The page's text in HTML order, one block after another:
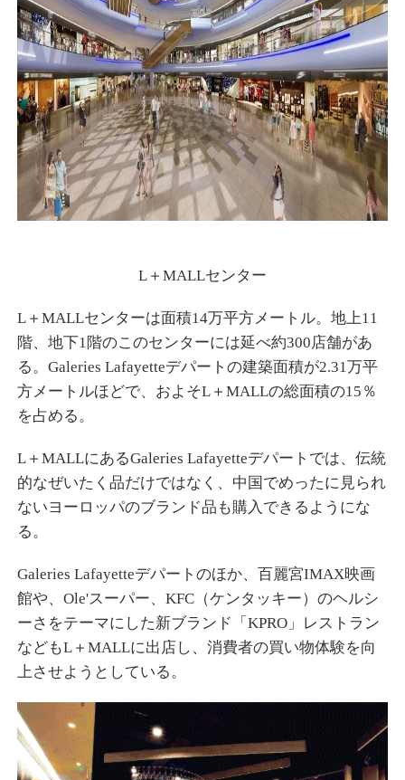
L＋MALLセンター
L＋MALLセンターは面積14万平方メートル。地上11
階、地下1階のこのセンターには延べ約300店舗があ
る。Galeries Lafayetteデパートの建築面積が2.31万平
方メートルほどで、およそL＋MALLの総面積の15％
を占める。
L＋MALLにあるGaleries Lafayetteデパートでは、伝統
的なぜいたく品だけではなく、中国でめったに見られ
ないヨーロッパのブランド品も購入できるようにな
る。
Galeries Lafayetteデパートのほか、百麗宮IMAX映画
館や、Ole'スーパー、KFC（ケンタッキー）のヘルシ
ーさをテーマにした新ブランド「KPRO」レストラン
などもL＋MALLに出店し、消費者の買い物体験を向
上させようとしている。